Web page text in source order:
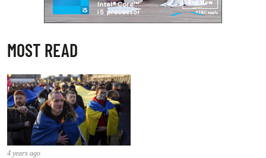
MOST READ
4 years ago